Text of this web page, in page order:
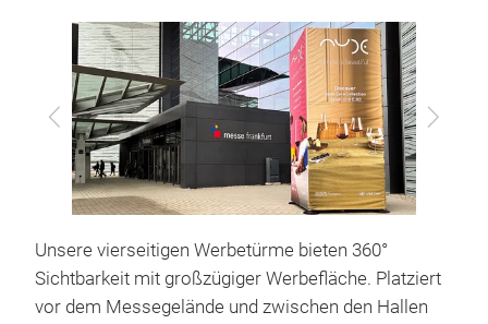
Zurück Vor
Unsere vierseitigen Werbetürme bieten 360°
Sichtbarkeit mit großzügiger Werbefläche. Platziert
vor dem Messegelände und zwischen den Hallen